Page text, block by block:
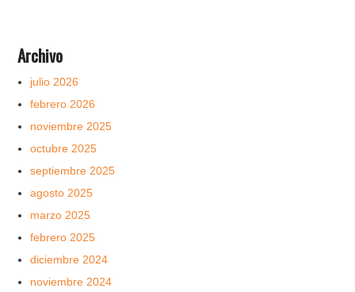
Archivo
julio 2026
febrero 2026
noviembre 2025
octubre 2025
septiembre 2025
agosto 2025
marzo 2025
febrero 2025
diciembre 2024
noviembre 2024